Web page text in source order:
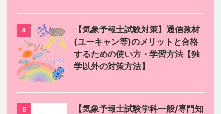
4
【気象予報士試験対策】通信教材
(ユーキャン等)のメリットと合格
するための使い方・学習方法【独
学以外の対策方法】
5
【気象予報士試験学科一般/専門知